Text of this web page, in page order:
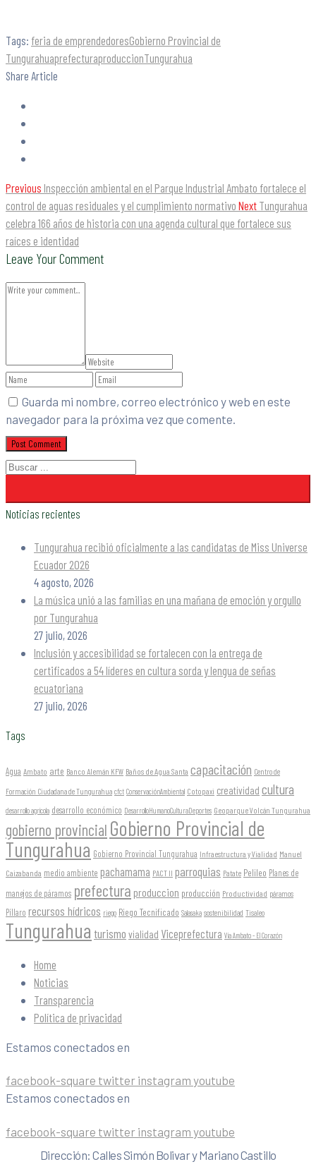
Tags: feria de emprendedoresGobierno Provincial de
TungurahuaprefecturaproduccionTungurahua
Share Article
Previous Inspección ambiental en el Parque Industrial Ambato fortalece el
control de aguas residuales y el cumplimiento normativo Next Tungurahua
celebra 166 años de historia con una agenda cultural que fortalece sus
raíces e identidad
Leave Your Comment
Guarda mi nombre, correo electrónico y web en este
navegador para la próxima vez que comente.
Noticias recientes
Tungurahua recibió oficialmente a las candidatas de Miss Universe
Ecuador 2026
4 agosto, 2026
La música unió a las familias en una mañana de emoción y orgullo
por Tungurahua
27 julio, 2026
Inclusión y accesibilidad se fortalecen con la entrega de
certificados a 54 líderes en cultura sorda y lengua de señas
ecuatoriana
27 julio, 2026
Tags
Agua Ambato arte Banco Alemán KFW Baños de Agua Santa capacitación Centro de
Formación Ciudadana de Tungurahua cfct ConservaciónAmbiental Cotopaxi creatividad cultura
desarrollo agrícola desarrollo económico DesarrolloHumanoCulturaDeportes Geoparque Volcán Tungurahua
gobierno provincial Gobierno Provincial de
Tungurahua Gobierno Provincial Tungurahua Infraestructura y Vialidad Manuel
Caizabanda medio ambiente pachamama PACT II parroquias Patate Pelileo Planes de
manejos de páramos prefectura produccion producción Productividad páramos
Píllaro recursos hídricos riego Riego Tecnificado Salasaka sostenibilidad Tisaleo
Tungurahua turismo vialidad Viceprefectura Vía Ambato - El Corazón
Home
Noticias
Transparencia
Política de privacidad
Estamos conectados en
facebook-square twitter instagram youtube
Estamos conectados en
facebook-square twitter instagram youtube
Dirección: Calles Simón Bolivar y Mariano Castillo